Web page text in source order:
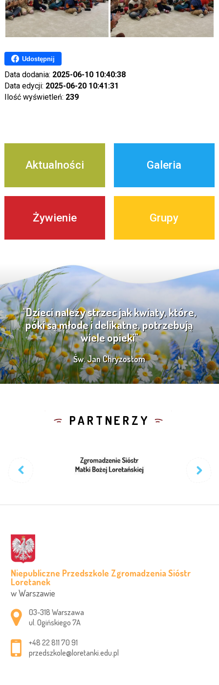
Udostępnij
Data dodania: 2025-06-10 10:40:38
Data edycji: 2025-06-20 10:41:31
Ilość wyświetleń: 239
Aktualności Galeria
Żywienie Grupy
"Dzieci należy strzec jak kwiaty, które,
póki są młode i delikatne, potrzebują
wiele opieki"
Św. Jan Chryzostom
PARTNERZY
Niepubliczne Przedszkole Zgromadzenia Sióstr
Loretanek
w Warszawie
Adres pocztowy:
03-318 Warszawa
ul. Ogińskiego 7A
+48 22 811 70 91
przedszkole@loretanki.edu.pl